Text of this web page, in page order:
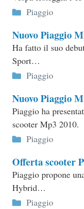
Categorie
Piaggio
Nuovo Piaggio
Ha fatto il suo
Sport…
Categorie
Piaggio
Nuovo Piaggio
Piaggio ha
scooter Mp3 2010.
Categorie
Piaggio
Offerta scooter
Piaggio propone
Hybrid…
Categorie
Piaggio